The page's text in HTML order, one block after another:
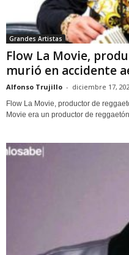
Grandes Artistas
Flow La Movie,
murió en accidente
Alfonso Trujillo - diciembre 17,
Flow La Movie, productor de
Movie era un productor de